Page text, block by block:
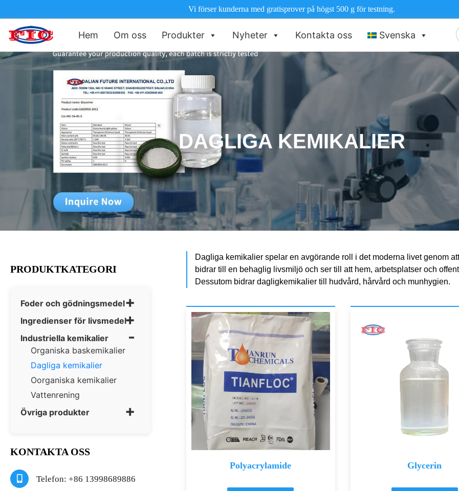
Vi förser kunderna med gratisprover på högst 500 g för testning.
Hem Om oss Produkter Nyheter Kontakta oss Svenska
DAGLIGA KEMIKALIER
PRODUKTKATEGORI
Foder och gödningsmedel+
Ingredienser för livsmedel+
Industriella kemikalier -
Organiska baskemikalier
Dagliga kemikalier
Oorganiska kemikalier
Vattenrening
Övriga produkter
+
KONTAKTA OSS
Telefon: +86 13998689886
Dagliga kemikalier spelar en avgörande roll i det moderna livet genom
bidrar till en behaglig livsmiljö och ser till att hem, arbetsplatser och
Dessutom bidrar dagligkemikalier till hudvård, hårvård och munhygien.
Polyacrylamide Glycerin